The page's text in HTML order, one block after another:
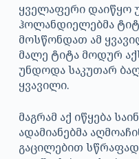
ყველაფერი დაიწყო
ჰოლანდიელებმა
მოსწონდათ ამ
მალე ტიტა მოდურ
უნდოდა საკუთარ
ყვავილი.
მაგრამ აქ იწყება
ადამიანებმა
გაცილებით